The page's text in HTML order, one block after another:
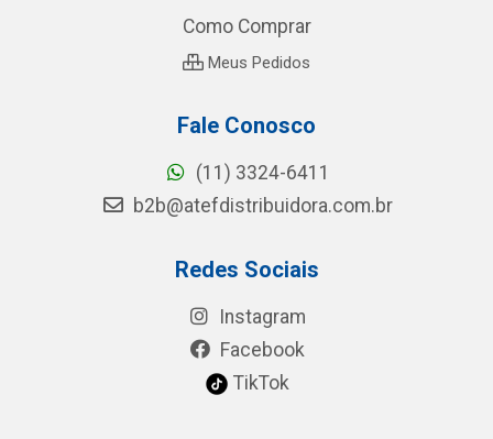
Como Comprar
Meus Pedidos
Fale Conosco
(11) 3324-6411
b2b@atefdistribuidora.com.br
Redes Sociais
Instagram
Facebook
TikTok